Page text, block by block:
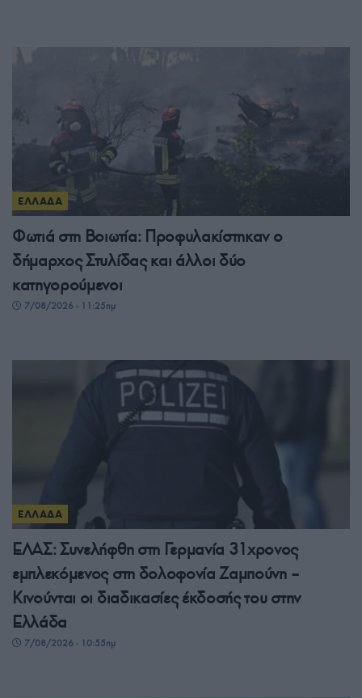
ΕΛΛΑΔΑ
Φωτιά στη Βοιωτία: Προφυλακίστηκαν ο
δήμαρχος Στυλίδας και άλλοι δύο
κατηγορούμενοι
7/08/2026 - 11:25πμ
ΕΛΛΑΔΑ
ΕΛΑΣ: Συνελήφθη στη Γερμανία 31χρονος
εμπλεκόμενος στη δολοφονία Ζαμπούνη –
Κινούνται οι διαδικασίες έκδοσής του στην
Ελλάδα
7/08/2026 - 10:55πμ